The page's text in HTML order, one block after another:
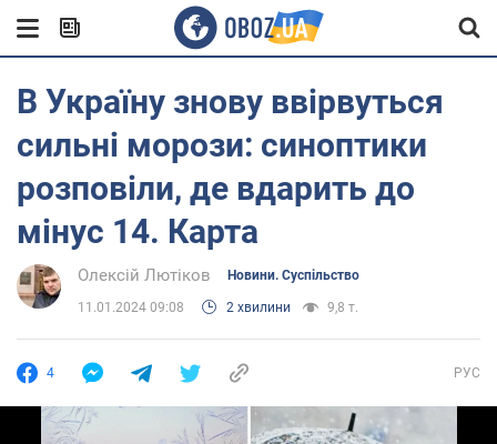
В Україну знову ввірвуться
сильні морози: синоптики
розповіли, де вдарить до
мінус 14. Карта
Олексій Лютіков Новини. Суспільство
11.01.2024 09:08 2 хвилини 9,8 т.
4 РУС